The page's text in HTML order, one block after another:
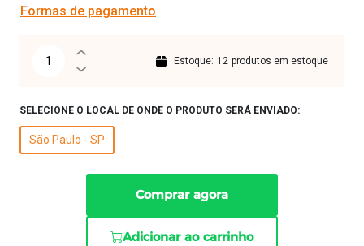
Formas de pagamento
Estoque: 12 produtos em estoque
SELECIONE O LOCAL DE ONDE O PRODUTO SERÁ ENVIADO:
São Paulo - SP
Comprar agora
Adicionar ao carrinho